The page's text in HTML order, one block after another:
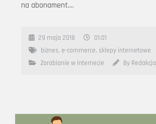
na abonament….
29 maja 2018
01:01
biznes, e-commerce, sklepy internetowe
Zarabianie w internecie
By Redakcja